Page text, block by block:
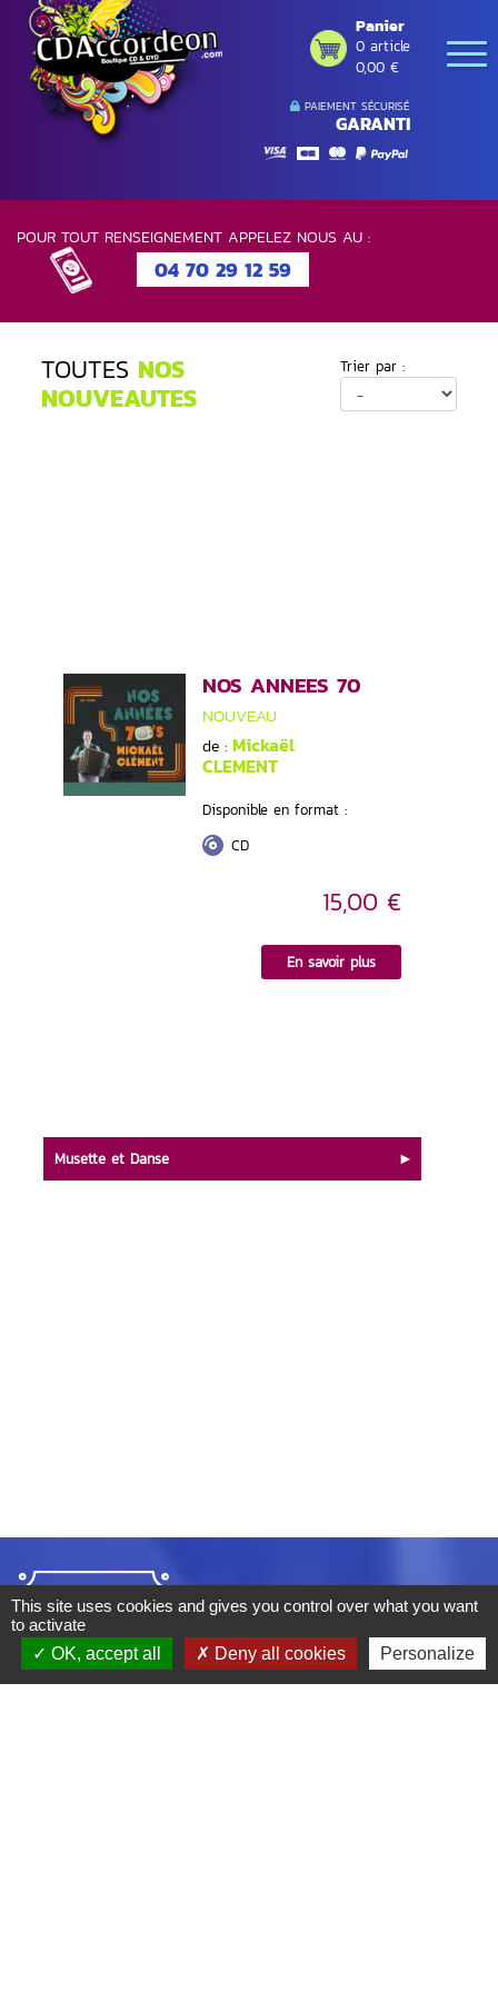
PAIEMENT SÉCURISÉ
GARANTI
Panier
0 article
0,00 €
POUR TOUT RENSEIGNEMENT APPELEZ NOUS AU :
04 70 29 12 59
TOUTES NOS
NOUVEAUTES
Trier par :
NOS ANNEES 70
NOUVEAU
de : Mickaël
CLEMENT
Disponible en format :
CD
15,00 €
En savoir plus
Musette et Danse
This site uses cookies and gives you control over what you want
to activate
OK, accept all
Deny all cookies Personalize